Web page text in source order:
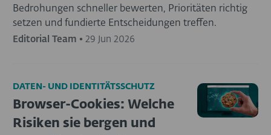
Bedrohungen schneller bewerten, Prioritäten richtig
setzen und fundierte Entscheidungen treffen.
Editorial Team • 29 Jun 2026
DATEN- UND IDENTITÄTSSCHUTZ
Browser-Cookies: Welche
Risiken sie bergen und